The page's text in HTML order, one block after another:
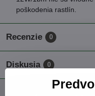
poškodenia rastlín.
Recenzie 0
Diskusia 0